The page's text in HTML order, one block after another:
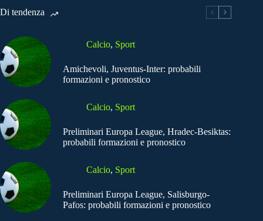
Di tendenza
Calcio, Sport
Amichevoli, Juventus-Inter: probabili
formazioni e pronostico
Calcio, Sport
Preliminari Europa League, Hradec-Besiktas:
probabili formazioni e pronostico
Calcio, Sport
Preliminari Europa League, Salisburgo-
Pafos: probabili formazioni e pronostico